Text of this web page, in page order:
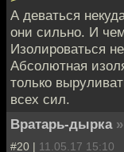
А деваться
они сильно. И
Изолироваться
Абсолютная
только
всех сил.
Вратарь-дырка »
#20 | 11.05.17 15:10